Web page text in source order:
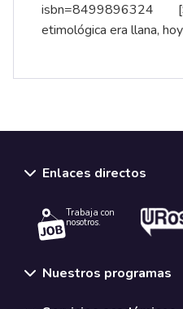
isbn=8499896324
etimológica era llana,
Enlaces directos
Trabaja con
nosotros.
Nuestros programas